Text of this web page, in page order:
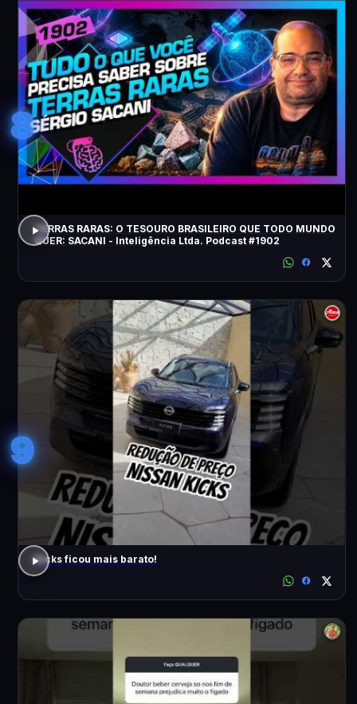
8
TERRAS RARAS: O TESOURO BRASILEIRO QUE TODO MUNDO
QUER: SACANI - Inteligência Ltda. Podcast #1902
9
Kicks ficou mais barato!